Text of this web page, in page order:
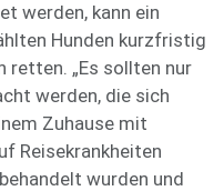
werden, kann ein
Hunden kurzfristig
retten. „Es sollten nur
werden, die sich
Zuhause mit
Reisekrankheiten
wurden und